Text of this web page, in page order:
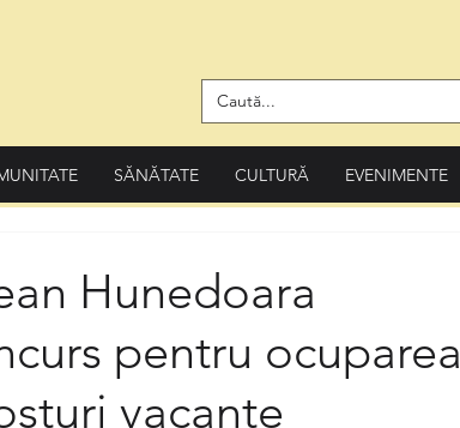
SĂNĂTATE CULTURĂ EVENIMENTE
Hunedoara
pentru ocuparea
vacante